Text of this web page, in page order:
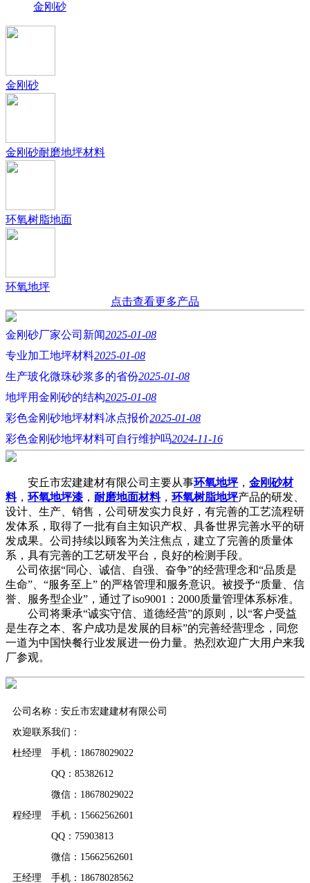
金刚砂
金刚砂
金刚砂耐磨地坪材料
环氧树脂地面
环氧地坪
点击查看更多产品
金刚砂厂家公司新闻2025-01-08
专业加工地坪材料2025-01-08
生产玻化微珠砂浆多的省份2025-01-08
地坪用金刚砂的结构2025-01-08
彩色金刚砂地坪材料冰点报价2025-01-08
彩色金刚砂地坪材料可自行维护吗2024-11-16
安丘市宏建建材有限公司主要从事环氧地坪， 金刚砂材
料， 环氧地坪漆 ， 耐磨地面材料， 环氧树脂地坪产品的研发、
设计、生产、销售，公司研发实力良好，有完善的工艺流程研
发体系，取得了一批有自主知识产权、具备世界完善水平的研
发成果。公司持续以顾客为关注焦点，建立了完善的质量体
系，具有完善的工艺研发平台，良好的检测手段。
公司依据“同心、诚信、自强、奋争”的经营理念和“品质是
生命”、“服务至上” 的严格管理和服务意识。被授予“质量、信
誉、服务型企业”，通过了iso9001：2000质量管理体系标准。
公司将秉承“诚实守信、道德经营”的原则，以“客户受益
是生存之本、客户成功是发展的目标”的完善经营理念，同您
一道为中国快餐行业发展进一份力量。热烈欢迎广大用户来我
厂参观。
公司名称：安丘市宏建建材有限公司
欢迎联系我们：
杜经理 手机：18678029022
QQ：85382612
微信：18678029022
程经理 手机：15662562601
QQ：75903813
微信：15662562601
王经理 手机：18678028562